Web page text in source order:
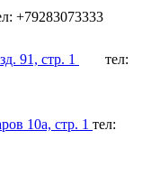
+79283073333
91, стр. 1
тел:
10а, стр. 1 тел: